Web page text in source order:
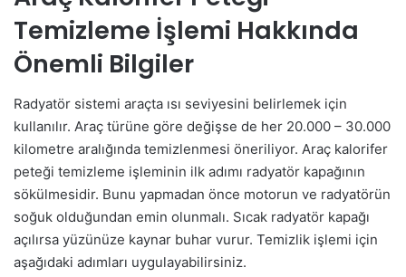
Temizleme İşlemi Hakkında
Önemli Bilgiler
Radyatör sistemi araçta ısı seviyesini belirlemek için
kullanılır. Araç türüne göre değişse de her 20.000 – 30.000
kilometre aralığında temizlenmesi öneriliyor. Araç kalorifer
peteği temizleme işleminin ilk adımı radyatör kapağının
sökülmesidir. Bunu yapmadan önce motorun ve radyatörün
soğuk olduğundan emin olunmalı. Sıcak radyatör kapağı
açılırsa yüzünüze kaynar buhar vurur. Temizlik işlemi için
aşağıdaki adımları uygulayabilirsiniz.